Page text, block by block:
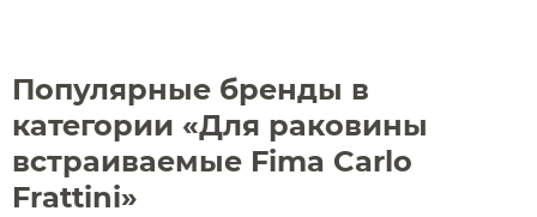
Популярные бренды в
категории «Для раковины
встраиваемые Fima Carlo
Frattini»